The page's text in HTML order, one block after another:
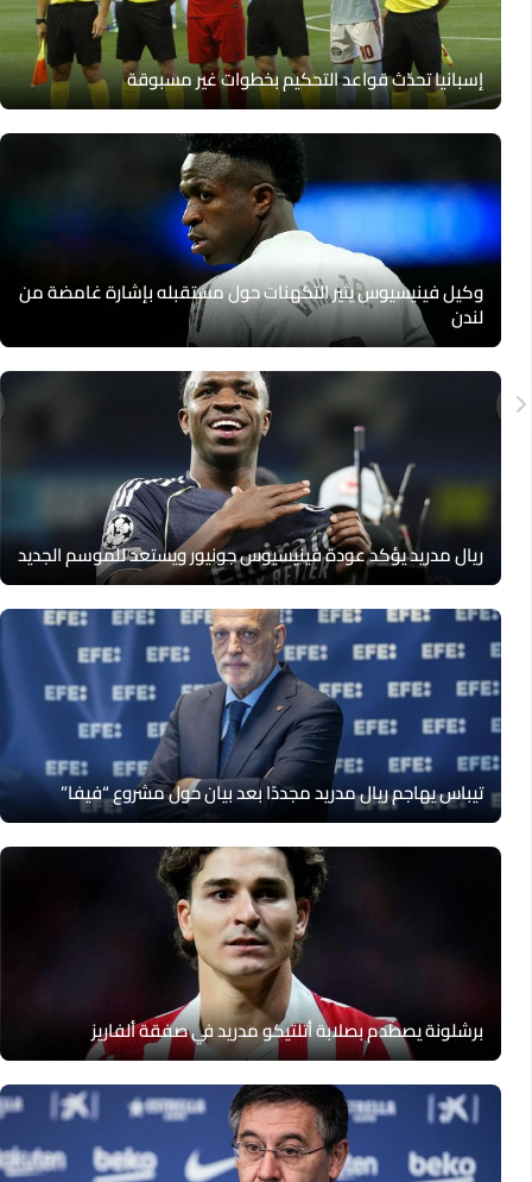
إسبانيا تحدّث قواعد التحكيم بخطوات غير مسبوقة
وكيل فينيسيوس يثير التكهنات حول مستقبله بإشارة غامضة من
لندن
ريال مدريد يؤكد عودة فينيسيوس جونيور ويستعد للموسم الجديد
تيباس يهاجم ريال مدريد مجددًا بعد بيان حول مشروع “فيفا”
برشلونة يصطدم بصلابة أتلتيكو مدريد في صفقة ألفاريز